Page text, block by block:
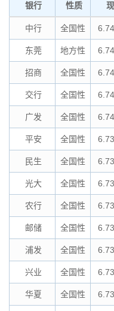
银行 性质
中行 全国性
东莞 地方性
招商 全国性
交行 全国性
广发 全国性
平安 全国性
民生 全国性
光大 全国性
农行 全国性
邮储 全国性
浦发 全国性
兴业 全国性
华夏 全国性